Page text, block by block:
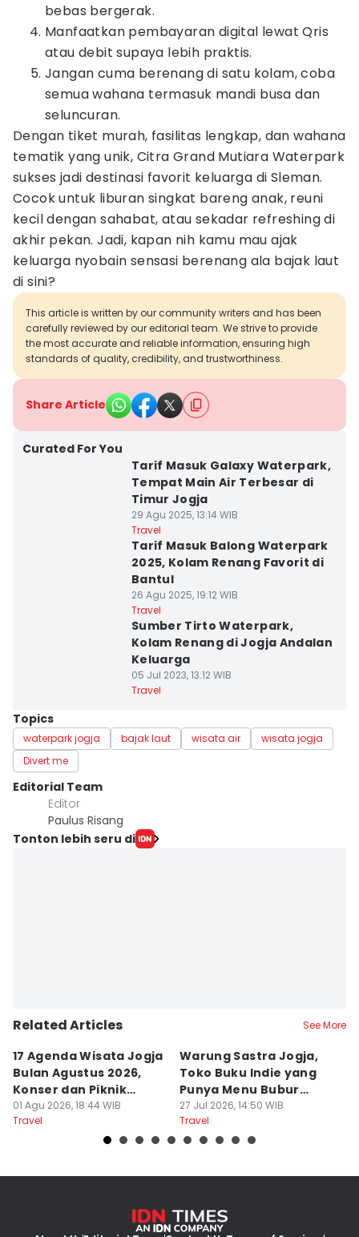
bebas bergerak.
Manfaatkan pembayaran digital lewat Qris
atau debit supaya lebih praktis.
Jangan cuma berenang di satu kolam, coba
semua wahana termasuk mandi busa dan
seluncuran.
Dengan tiket murah, fasilitas lengkap, dan wahana
tematik yang unik, Citra Grand Mutiara Waterpark
sukses jadi destinasi favorit keluarga di Sleman.
Cocok untuk liburan singkat bareng anak, reuni
kecil dengan sahabat, atau sekadar refreshing di
akhir pekan. Jadi, kapan nih kamu mau ajak
keluarga nyobain sensasi berenang ala bajak laut
di sini?
This article is written by our community writers and has been
carefully reviewed by our editorial team. We strive to provide
the most accurate and reliable information, ensuring high
standards of quality, credibility, and trustworthiness.
Share Article
Curated For You
Tarif Masuk Galaxy Waterpark,
Tempat Main Air Terbesar di
Timur Jogja
29 Agu 2025, 13:14 WIB
Travel
Tarif Masuk Balong Waterpark
2025, Kolam Renang Favorit di
Bantul
26 Agu 2025, 19:12 WIB
Travel
Sumber Tirto Waterpark,
Kolam Renang di Jogja Andalan
Keluarga
05 Jul 2023, 13:12 WIB
Travel
Topics
waterpark jogja bajak laut wisata air
wisata jogja
Divert me
Editorial Team
Editor
Paulus Risang
Tonton lebih seru di
Related Articles See More
17 Agenda Wisata Jogja
Bulan Agustus 2026,
Konser dan Piknik
Literasi
01 Agu 2026, 18:44 WIB
Travel
Warung Sastra Jogja,
Toko Buku Indie yang
Punya Menu Bubur
Manado
27 Jul 2026, 14:50 WIB
Travel